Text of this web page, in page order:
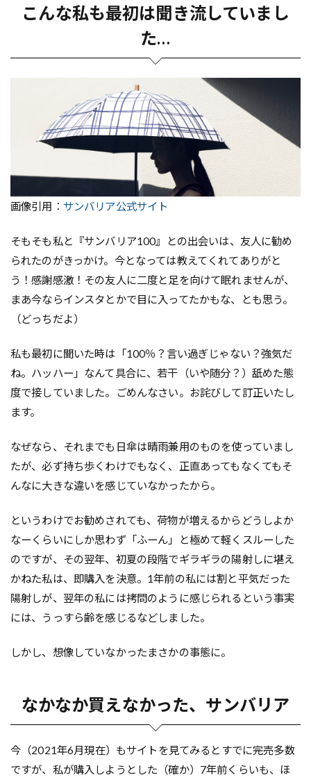
こんな私も最初は聞き流していまし
た…
画像引用： サンバリア公式サイト
そもそも私と『サンバリア100』との出会いは、友人に勧め
られたのがきっかけ。今となっては教えてくれてありがと
う！感謝感激！その友人に二度と足を向けて眠れませんが、
まあ今ならインスタとかで目に入ってたかもな、とも思う。
（どっちだよ）
私も最初に聞いた時は「100％？言い過ぎじゃない？強気だ
ね。ハッハー」なんて具合に、若干（いや随分？）舐めた態
度で接していました。ごめんなさい。お詫びして訂正いたし
ます。
なぜなら、それまでも日傘は晴雨兼用のものを使っていまし
たが、必ず持ち歩くわけでもなく、正直あってもなくてもそ
んなに大きな違いを感じていなかったから。
というわけでお勧めされても、荷物が増えるからどうしよか
なーくらいにしか思わず「ふーん」と極めて軽くスルーした
のですが、その翌年、初夏の段階でギラギラの陽射しに堪え
かねた私は、即購入を決意。1年前の私には割と平気だった
陽射しが、翌年の私には拷問のように感じられるという事実
には、うっすら齢を感じるなどしました。
しかし、想像していなかったまさかの事態に。
なかなか買えなかった、サンバリア
今（2021年6月現在）もサイトを見てみるとすでに完売多数
ですが、私が購入しようとした（確か）7年前くらいも、ほ